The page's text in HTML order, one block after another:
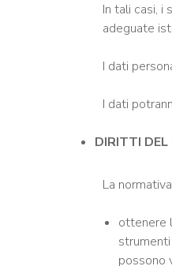
In tali casi, i
adeguate
I dati
I dati
DIRITTI
La
ottenere
possono